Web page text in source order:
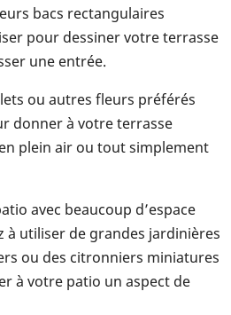
bacs rectangulaires
pour dessiner votre terrasse
une entrée.
ou autres fleurs préférés
donner à votre terrasse
plein air ou tout simplement
avec beaucoup d’espace
à utiliser de grandes jardinières
ou des citronniers miniatures
à votre patio un aspect de